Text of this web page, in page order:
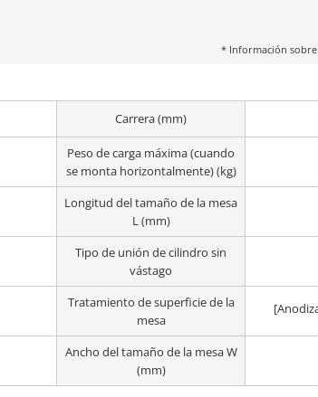
* Información sobre
Carrera (mm)
Peso de carga máxima (cuando
se monta horizontalmente) (kg)
Longitud del tamaño de la mesa
L (mm)
Tipo de unión de cilindro sin
vástago
Tratamiento de superficie de la
mesa
Ancho del tamaño de la mesa W
(mm)